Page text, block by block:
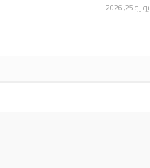
يوليو 25, 2026